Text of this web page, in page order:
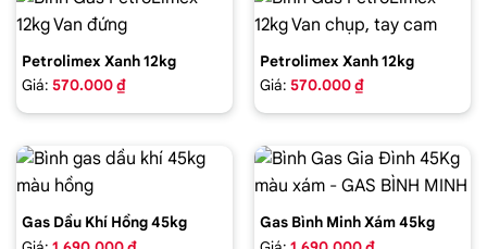
Petrolimex Xanh 12kg
Giá: 570.000 ₫
Petrolimex Xanh 12kg
Giá: 570.000 ₫
Gas Dầu Khí Hồng 45kg
Gas Bình Minh Xám 45kg